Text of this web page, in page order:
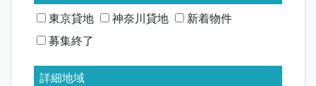
東京貸地
神奈川貸地
新着物件
募集終了
詳細地域